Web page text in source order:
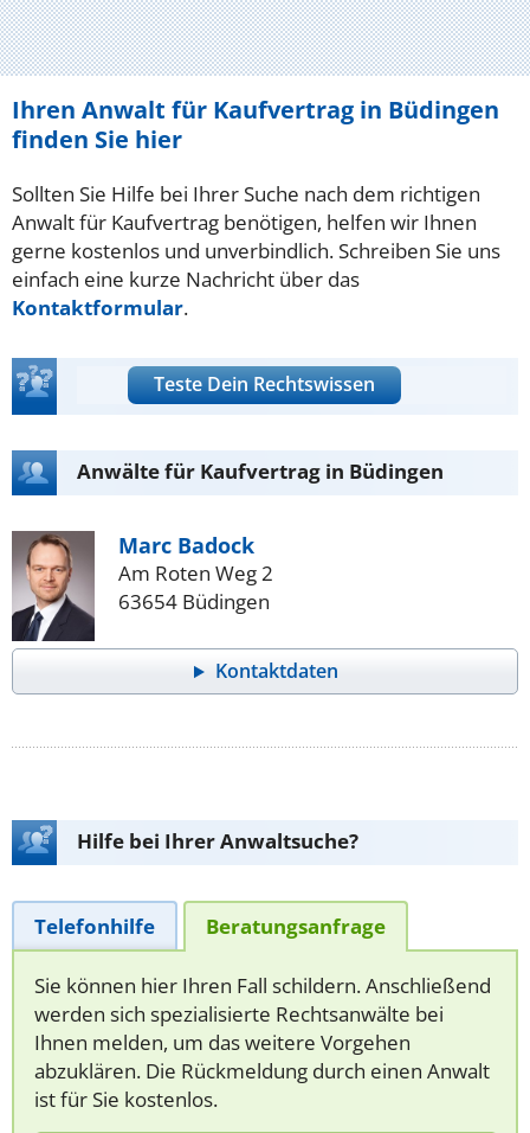
Ihren Anwalt für Kaufvertrag in Büdingen
finden Sie hier
Sollten Sie Hilfe bei Ihrer Suche nach dem richtigen
Anwalt für Kaufvertrag benötigen, helfen wir Ihnen
gerne kostenlos und unverbindlich. Schreiben Sie uns
einfach eine kurze Nachricht über das
Kontaktformular.
Teste Dein Rechtswissen
Anwälte für Kaufvertrag in Büdingen
Marc Badock
Am Roten Weg 2
63654 Büdingen
Kontaktdaten
Hilfe bei Ihrer Anwaltsuche?
Telefonhilfe Beratungsanfrage
Sie können hier Ihren Fall schildern. Anschließend
werden sich spezialisierte Rechtsanwälte bei
Ihnen melden, um das weitere Vorgehen
abzuklären. Die Rückmeldung durch einen Anwalt
ist für Sie kostenlos.